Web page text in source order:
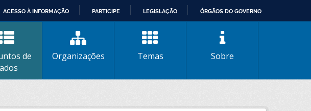
ACESSO À INFORMAÇÃO PARTICIPE LEGISLAÇÃO ÓRGÃOS DO GOVERNO
de
Organizações Temas Sobre